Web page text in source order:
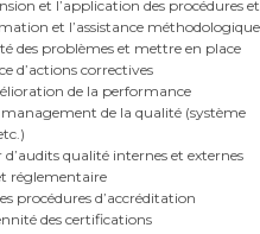
et l’application des procédures et
et l’assistance méthodologique
des problèmes et mettre en place
d’actions correctives
de la performance
de la qualité (système
qualité internes et externes
réglementaire
procédures d’accréditation
des certifications